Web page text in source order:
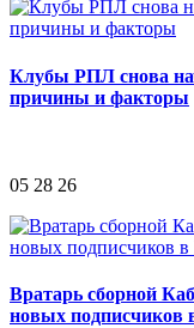
Клубы РПЛ снова
причины и факторы
05 28 26
Вратарь сборной
новых подписчиков